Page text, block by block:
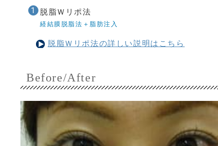
脱脂Ｗリポ法
経結膜脱脂法＋脂肪注入
脱脂Ｗリポ法の詳しい説明はこちら
Before/After